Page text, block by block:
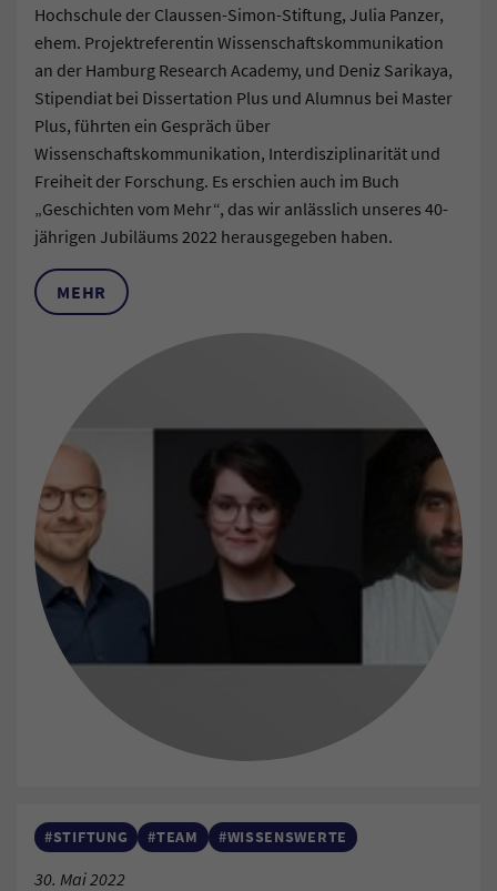
Hochschule der Claussen-Simon-Stiftung, Julia Panzer,
ehem. Projektreferentin Wissenschaftskommunikation
an der Hamburg Research Academy, und Deniz Sarikaya,
Stipendiat bei Dissertation Plus und Alumnus bei Master
Plus, führten ein Gespräch über
Wissenschaftskommunikation, Interdisziplinarität und
Freiheit der Forschung. Es erschien auch im Buch
„Geschichten vom Mehr“, das wir anlässlich unseres 40-
jährigen Jubiläums 2022 herausgegeben haben.
MEHR
#STIFTUNG #TEAM #WISSENSWERTE
30. Mai 2022